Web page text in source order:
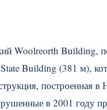
Woolreorth Building,
Building (381 м),
построенная
в 2001 году